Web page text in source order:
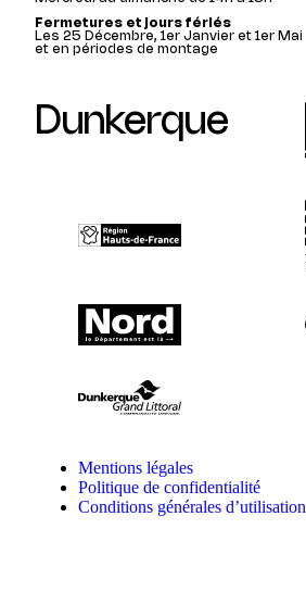
Fermetures et jours fériés
Les 25 Décembre, 1er Janvier et 1er Mai
et en périodes de montage
Dunkerque
Mentions légales
Politique de confidentialité
Conditions générales d’utilisation